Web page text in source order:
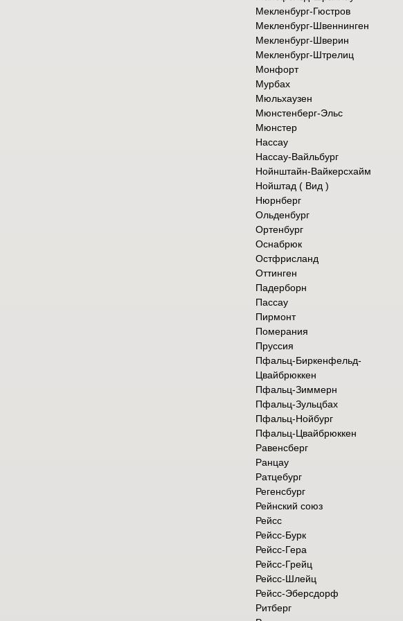
Мекленбург-Гюстров
Мекленбург-Швеннинген
Мекленбург-Шверин
Мекленбург-Штрелиц
Монфорт
Мурбах
Мюльхаузен
Мюнстенберг-Эльс
Мюнстер
Нассау
Нассау-Вайльбург
Нойнштайн-Вайкерсхайм
Нойштад ( Вид )
Нюрнберг
Ольденбург
Ортенбург
Оснабрюк
Остфрисланд
Оттинген
Падерборн
Пассау
Пирмонт
Померания
Пруссия
Пфальц-Биркенфельд-
Цвайбрюккен
Пфальц-Зиммерн
Пфальц-Зульцбах
Пфальц-Нойбург
Пфальц-Цвайбрюккен
Равенсберг
Ранцау
Ратцебург
Регенсбург
Рейнский союз
Рейсс
Рейсс-Бурк
Рейсс-Гера
Рейсс-Грейц
Рейсс-Шлейц
Рейсс-Эберсдорф
Ритберг